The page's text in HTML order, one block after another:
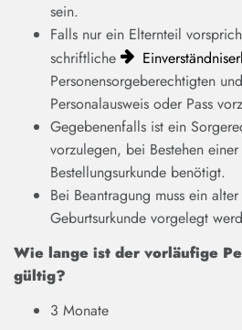
sein.
Falls nur ein Elternteil
schriftliche
Personensorgeberechtigten
Personalausweis oder Pass
Gegebenenfalls ist ein
vorzulegen, bei Bestehen
Bestellungsurkunde benötigt.
Bei Beantragung muss ein
Geburtsurkunde vorgelegt
Wie lange ist der vorläufige
gültig?
3 Monate